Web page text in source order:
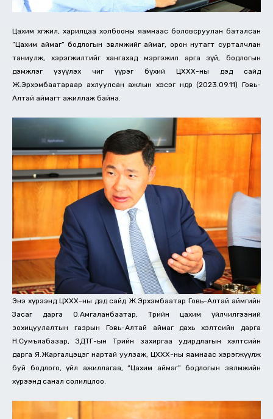
Цахим хөгжил, харилцаа холбооны яамнаас боловсруулан баталсан
“Цахим аймаг” бодлогын зөвлөмжийг аймаг, орон нутагт сурталчлан
таниулж, хэрэгжилтийг хангахад мэргэжил арга зүй, бодлогын
дэмжлэг үзүүлэх чиг үүрэг бүхий ЦХХХ-ны дэд сайд
Ж.Эрхэмбаатараар ахлуулсан ажлын хэсэг өнөөдөр (2023.09.11) Говь-
Алтай аймагт ажиллаж байна.
Энэ хүрээнд ЦХХХ-ны дэд сайд Ж.Эрхэмбаатар Говь-Алтай аймгийн
Засаг дарга О.Амгаланбаатар, Төрийн цахим үйлчилгээний
зохицуулалтын газрын Говь-Алтай аймаг дахь хэлтсийн дарга
Н.Сумъяабазар, ЗДТГ-ын Төрийн захиргаа удирдлагын хэлтсийн
дарга Я.Жаргалцэцэг нартай уулзаж, ЦХХХ-ны яамнаас хэрэгжүүлж
буй бодлого, үйл ажиллагаа, “Цахим аймаг” бодлогын зөвлөмжийн
хүрээнд санал солилцлоо.